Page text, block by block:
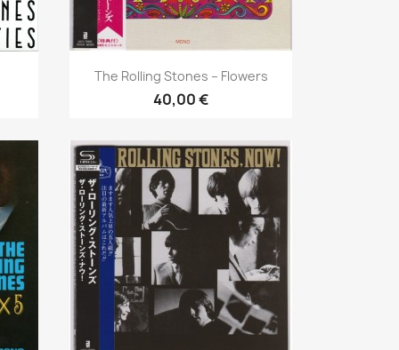
Aperçu rapide
The Rolling Stones ‎– Flowers
40,00 €